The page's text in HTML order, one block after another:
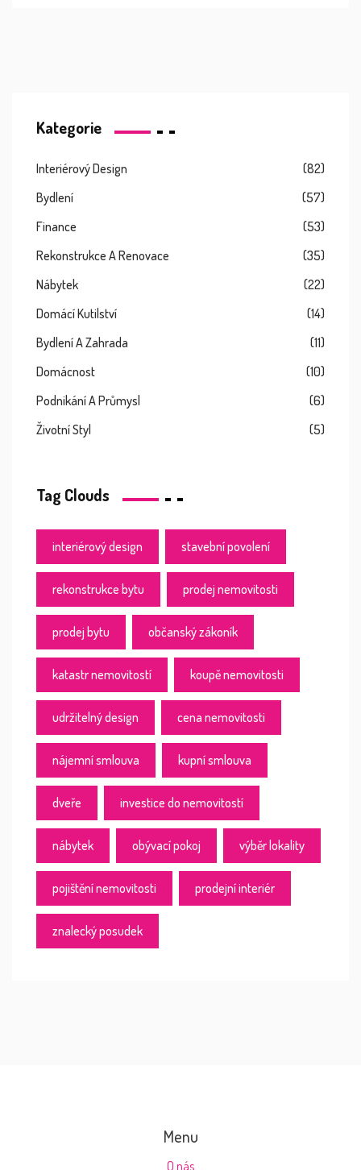
Kategorie
Interiérový Design
(82)
Bydlení
(57)
Finance
(53)
Rekonstrukce A Renovace
(35)
Nábytek
(22)
Domácí Kutilství
(14)
Bydlení A Zahrada
(11)
Domácnost
(10)
Podnikání A Průmysl
(6)
Životní Styl
(5)
Tag Clouds
interiérový design stavební povolení
rekonstrukce bytu prodej nemovitosti
prodej bytu občanský zákoník
katastr nemovitostí koupě nemovitosti
udržitelný design cena nemovitosti
nájemní smlouva kupní smlouva
dveře investice do nemovitostí
nábytek obývací pokoj výběr lokality
pojištění nemovitosti prodejní interiér
znalecký posudek
Menu
O nás